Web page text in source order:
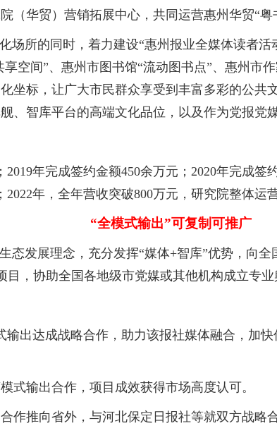
（华贸）营销拓展中心，共同运营惠州华贸“粤
所的同时，着力建设“惠州报业全媒体读者活
空间”、惠州市图书馆“流动图书点”、惠州市
坐标，让广大市民群众享受到丰富多彩的公共
、智库平台的高端文化品位，以及作为党报党
年完成签约金额450余万元；2020年完成签
年，全年营收突破800万元，研究院整体运
“全模式输出”可复制可推广
发展理念，充分发挥“媒体+智库”优势，向全
，协助全国各地级市党媒或其他机构成立专业
出达成战略合作，助力该报社媒体融合，加
输出合作，项目成效获得市场高度认可。
推向省外，与河北保定日报社等就双方战略合